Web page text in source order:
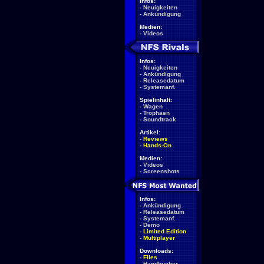
- Neuigkeiten
- Ankündigung
Medien:
- Videos
Infos:
- Neuigkeiten
- Ankündigung
- Releasedatum
- Systemanf.
Spielinhalt:
- Wagen
- Trophäen
- Soundtrack
Artikel:
- Reviews
- Hands-On
Medien:
- Videos
- Screenshots
Infos:
- Ankündigung
- Releasedatum
- Systemanf.
- Demo
- Limited Edition
- Multiplayer
Downloads:
- Files